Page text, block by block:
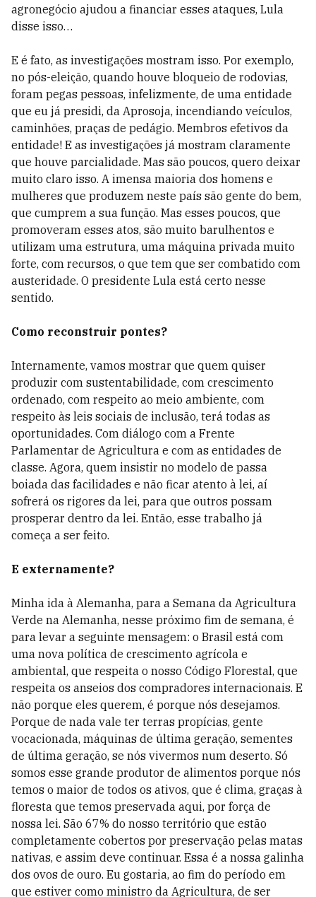
agronegócio ajudou a financiar esses ataques, Lula
disse isso…
E é fato, as investigações mostram isso. Por exemplo,
no pós-eleição, quando houve bloqueio de rodovias,
foram pegas pessoas, infelizmente, de uma entidade
que eu já presidi, da Aprosoja, incendiando veículos,
caminhões, praças de pedágio. Membros efetivos da
entidade! E as investigações já mostram claramente
que houve parcialidade. Mas são poucos, quero deixar
muito claro isso. A imensa maioria dos homens e
mulheres que produzem neste país são gente do bem,
que cumprem a sua função. Mas esses poucos, que
promoveram esses atos, são muito barulhentos e
utilizam uma estrutura, uma máquina privada muito
forte, com recursos, o que tem que ser combatido com
austeridade. O presidente Lula está certo nesse
sentido.
Como reconstruir pontes?
Internamente, vamos mostrar que quem quiser
produzir com sustentabilidade, com crescimento
ordenado, com respeito ao meio ambiente, com
respeito às leis sociais de inclusão, terá todas as
oportunidades. Com diálogo com a Frente
Parlamentar de Agricultura e com as entidades de
classe. Agora, quem insistir no modelo de passa
boiada das facilidades e não ficar atento à lei, aí
sofrerá os rigores da lei, para que outros possam
prosperar dentro da lei. Então, esse trabalho já
começa a ser feito.
E externamente?
Minha ida à Alemanha, para a Semana da Agricultura
Verde na Alemanha, nesse próximo fim de semana, é
para levar a seguinte mensagem: o Brasil está com
uma nova política de crescimento agrícola e
ambiental, que respeita o nosso Código Florestal, que
respeita os anseios dos compradores internacionais. E
não porque eles querem, é porque nós desejamos.
Porque de nada vale ter terras propícias, gente
vocacionada, máquinas de última geração, sementes
de última geração, se nós vivermos num deserto. Só
somos esse grande produtor de alimentos porque nós
temos o maior de todos os ativos, que é clima, graças à
floresta que temos preservada aqui, por força de
nossa lei. São 67% do nosso território que estão
completamente cobertos por preservação pelas matas
nativas, e assim deve continuar. Essa é a nossa galinha
dos ovos de ouro. Eu gostaria, ao fim do período em
que estiver como ministro da Agricultura, de ser